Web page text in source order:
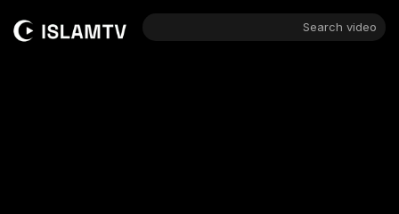
Search video